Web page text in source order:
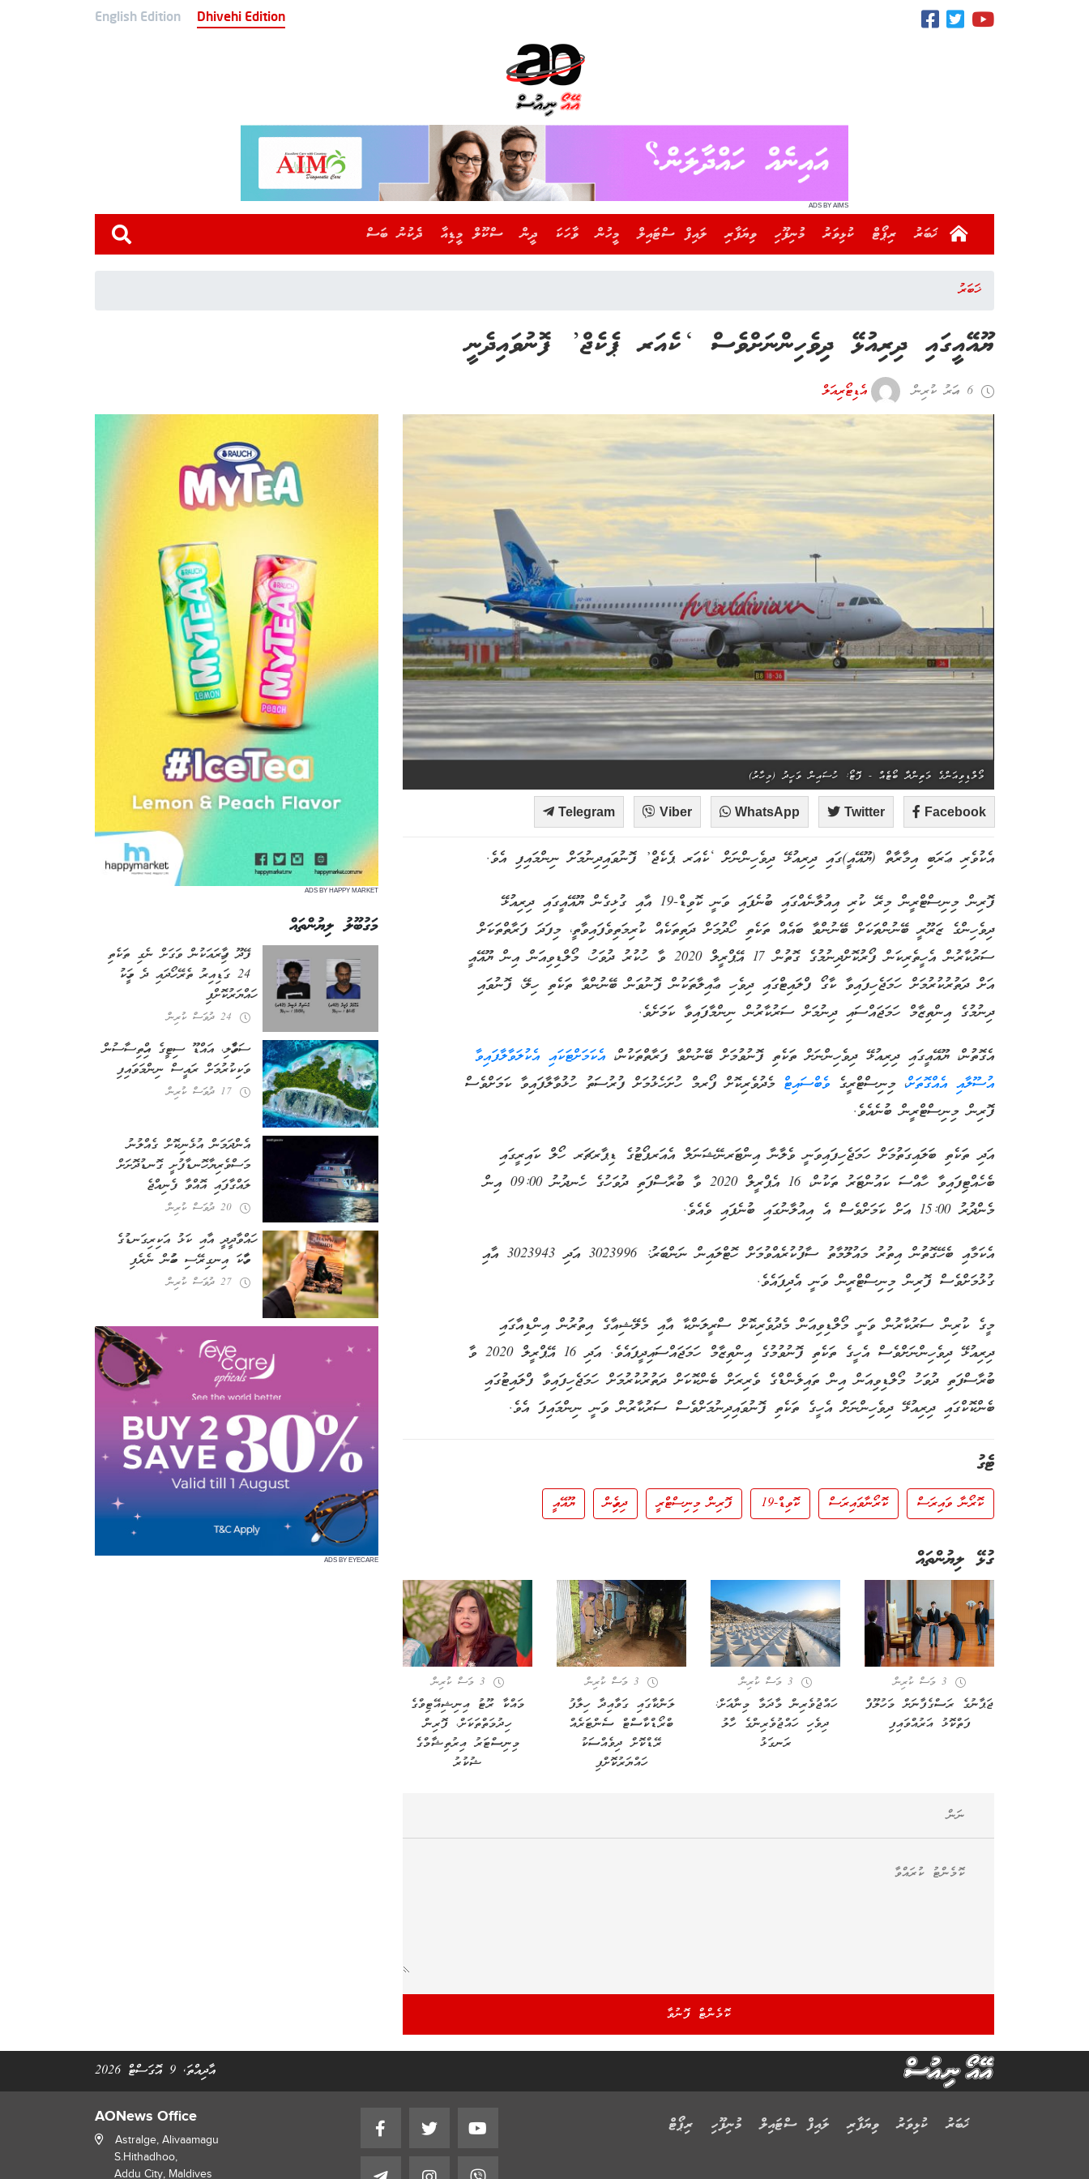
English Edition Dhivehi Edition
ADS BY AIMS
ޚަބަރު ރިޕޯޓް ކުޅިވަރު މުނިފޫހި ވިޔަފާރި ލައިފް ސްޓައިލް މީހުން ވާހަކަ ދީން ސްކޫލް މީޑިއާ ދެކުނު ބަސް 
ޚަބަރު
ޔޫއޭއީގައި ދިރިއުޅޭ ދިވެހިންނަށްވެސް ‘ކެއަރ ޕެކެޖް’ ފޮނުވައިދެނީ
6 އަހރު ކުރިން އެޑިޓޯރިއަލް
މޯލްޑިވިއަންގެ މަތިންދާ ބޯޓެއް - ފޮޓޯ: ހުސައިން ވަހީދު (މިހާރު)
Telegram Viber WhatsApp Twitter Facebook
އެކުވެރި ޢަރަބި އިމާރާތް (ޔޫއޭއީ)ގައި ދިރިއުޅޭ ދިވެހިންނަށް ‘ކެއަރ ޕެކެޖް’ ފޮނުވައިދިނުމަށް ނިންމައިފި އެވެ.
ފޮރިން މިނިސްޓްރީން މިރޭ ކުރި އިއުލާނެއްގައި ބުނެފައި ވަނީ ކޮވިޑް-19 އާއި ގުޅިގެން ޔޫއޭއީގައި ދިރިއުޅޭ
ދިވެހިންގެ ޒަރޫރީ ބޭނުންތަކަށް ބޭނުންވާ ބައެއް ތަކެތި ހޯދުމަށް ދަތިތަކެއް ކުރިމަތިވެފައިވާތީ، މިފަދަ ފަރާތްތަކަށް
ސަރުކާރުން އެހީތެރިކަން ފޯރުކޮށްދިނުމުގެ ގޮތުން 17 އޭޕްރީލް 2020 ވާ ހުކުރު ދުވަހު، މޯލްޑިވިއަން އިން ޔޫއޭއީ
އަށް ދަތުރުކުރުމަށް ހަމަޖެހިފައިވާ ކާގޯ ފްލައިޓްގައި ދިވެހި ޢާއިލާތަކުން ފޮނުވަން ބޭނުންވާ ތަކެތި ހިލޭ، ފޮނުވައި
ދިނުމުގެ އިންތިޒާމް ހަމަޖައްސައި ދިނުމަށް ސަރުކާރުން ނިންމާފައިވާ ކަމަށެވެ.
އެގޮތުން، ޔޫއޭއީގައި ދިރިއުޅޭ ދިވެހިންނަށް ތަކެތި ފޮނުވުމަށް ބޭނުންވާ ފަރާތްތަކުން، އެކަމަށްޓަކައި އެކުލަވާލާފައިވާ
އުސޫލާއި އެއްގޮތަށް، މިނިސްޓްރީގެ ވެބްސައިޓް މެދުވެރިކޮށް ފޯރމް ހުށަހެޅުމަށް ފުރުސަތު ހުޅުވާލާފައިވާ ކަމަށްވެސް
ފޮރިން މިނިސްޓްރީން ބުނެއެވެ.
އަދި ތަކެތި ބަލައިގަތުމަށް ހަމަޖެހިފައިވަނީ ވެލާނާ އިންޓަރނޭޝަނަލް އެއަރޕޯޓުގެ ޑިޕާރޗަރ ހޯލް ކައިރީގައި
ބެހެއްޓިފައިވާ ހާއްސަ ކައުންޓަރު ތަކުން،16
އެޕްރީލް 2020 ވާ ބުރާސްފަތި ދުވަހުގެ ހެނދުނު 09:00 އިން
މެންދުރު 15:00
އަށްކަމަށްވެސް އެ އިއުލާނުގައި ބުނެފައި ވެއެވެ.
އެކަމާއި ބެހޭގޮތުން އިތުރު މައުލޫމާތު ސާފުކުރެއްވުމަށް ހޮޓްލައިން ނަންބަރު: 3023996 އަދި 3023943 އާއި
ގުޅުމަށްވެސް ފޮރިން މިނިސްޓްރީން ވަނީ އެދިފައެވެ.
މީގެ ކުރިން ސަރުކާރުން ވަނީ މޯލްޑިވިއަން މެދުވެރިކޮށް ސްރީލަންކާ އާއި މެލޭޝިއާގެ އިތުރުން އިންޑިއާގައި
ދިރިއުޅޭ ދިވެހިންނަށްވެސް އެހީގެ ތަކެތި ފޮނުވުމުގެ އިންތިޒާމް ހަމަޖައްސައިދީފައެވެ. އަދި 16 އޭޕްރީލް 2020 ވާ
ބުރާސްފަތި ދުވަހު މޯލްޑިވިއަން އިން ތައިލެންޑްގެ ވެރިރަށް ބެންކޮކަށް ދަތުރުކުރުމަށް ހަމަޖެހިފައިވާ ފްލައިޓުގައި
ބެންކޮކްގައި ދިރިއުޅޭ ދިވެހިންނަށް އެހީގެ ތަކެތި ފޮނުވައިދިނުމަށްވެސް ސަރުކާރުން ވަނީ ނިންމައިފަ އެވެ.
ޓެގު
ކޮރޯނާ ވައިރަސް ކޮރޯނާވައިރަސް ކޮވިޑް-19 ފޮރިން މިނިސްޓްރީ ދިވެހިން ޔޫއޭއީ
ގުޅޭ ލިޔުންތައް
3 މަސް ކުރިން
ޖަޕާނުގެ ރަސްގެފާނަށް މަހުލޫފް
ފަތްކޮޅު އަރުއްވައިފި
3 މަސް ކުރިން
ހައްޖުވެރިން މާދަމާ މިނާއަށް:
ދިވެހި ހައްޖުވެރިންގެ ހާލު
ރަނގަޅު
3 މަސް ކުރިން
ލަންކާގައި ގަވާއިދާ ހިލާފު
ބްރޯޑްކާސްޓް ސެންޓަރެއް
ރޭޑްކޮށް ދިވެއްސަކު
ހައްޔަރުކޮށްފި
3 މަސް ކުރިން
މައްކާ ރޫޓު އިނިޝިއޭޓިވްގެ
ހިދުމަތްތަކަށް، ފޮރިން
މިނިސްޓަރު އިރުތިޝާމްގެ
ޝުކުރު
ADS BY HAPPY MARKET
މަގުބޫލު ލިޔުންތައް
ފޭދޫ ފިހާރައަކުން ވަގަށް ނެގި ތަކެތި
24 ގަޑިއިރު ތެރޭ ހޯދައި ދެ މީހަކު
ހައްޔަރުކޮށްފި
24 ދުވަސް ކުރިން
ސަވާހެލި، އައްޑޫ ސިޓީގެ އިހްތިސާސުން
ވަކިކުރުމަށް ރައީސް ނިންމަވައިފި
17 ދުވަސް ކުރިން
އެންދަމަން އުޅެނިކޮށް ގެއްލުނު
މަސްވެރިޔާ ހޮނޑާފުށީ ގޮނޑުދޮށަށް
ލައްގާފައި އޮއްވާ ފެނިއްޖެ
20 ދުވަސް ކުރިން
ހައްވާދީދީ އާއި ކަޅު އަކިރިގަނޑުގެ
ވާހަކަ އިނގިރޭސި ބަހުން ނެރެފި
27 ދުވަސް ކުރިން
ADS BY EYECARE
އާދިއްތަ, 9 އޮގަސްޓް 2026
AONews Office
Astralge, Alivaamagu
S.Hithadhoo,
Addu City, Maldives
ޚަބަރު ކުޅިވަރު ވިޔަފާރި ލައިފް ސްޓައިލް މުނިފޫހި ރިޕޯޓް